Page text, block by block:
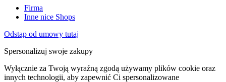
Firma
Inne nice Shops
Odstąp od umowy tutaj
Spersonalizuj swoje zakupy
Wyłącznie za Twoją wyraźną zgodą używamy plików cookie oraz
innych technologii, aby zapewnić Ci spersonalizowane